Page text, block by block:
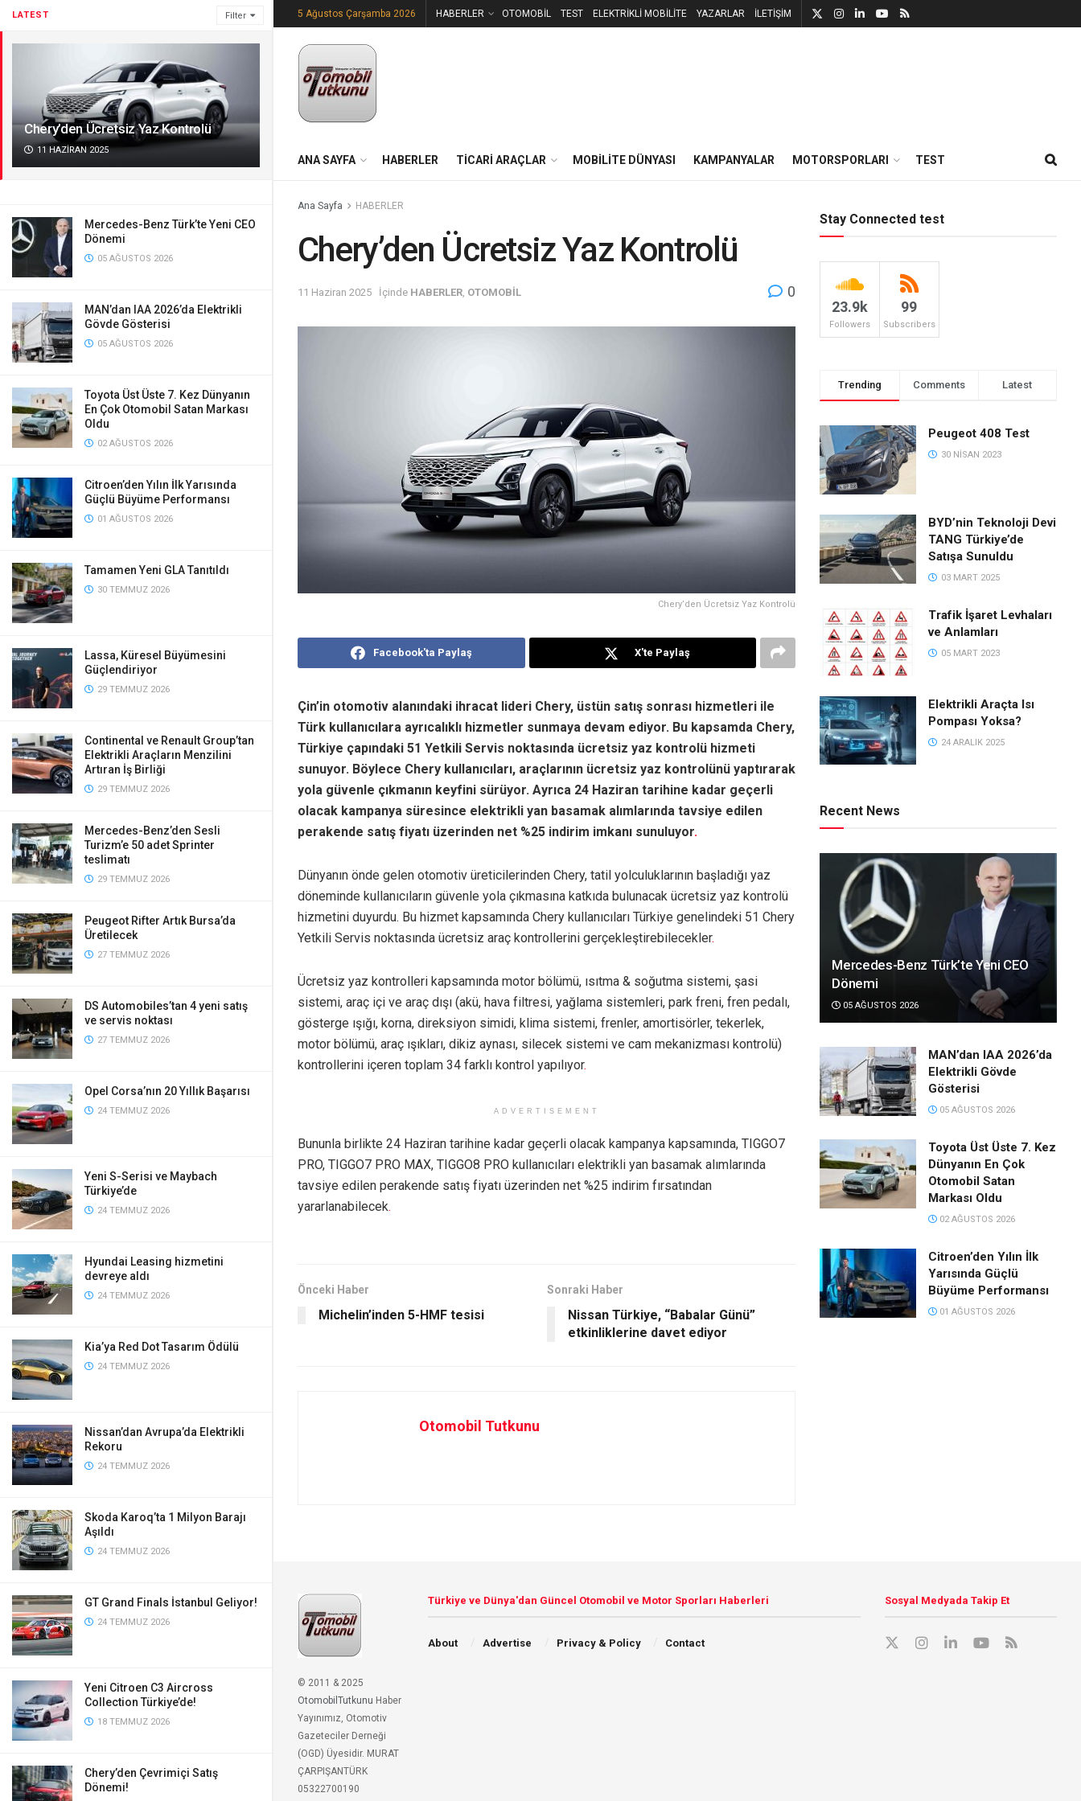
LATEST Filter
Chery’den Ücretsiz Yaz Kontrolü
11 HAZIRAN 2025
Mercedes-Benz Türk’te Yeni CEO
Dönemi
05 AĞUSTOS 2026
MAN’dan IAA 2026’da Elektrikli
Gövde Gösterisi
05 AĞUSTOS 2026
Toyota Üst Üste 7. Kez Dünyanın
En Çok Otomobil Satan Markası
Oldu
02 AĞUSTOS 2026
Citroen’den Yılın İlk Yarısında
Güçlü Büyüme Performansı
01 AĞUSTOS 2026
Tamamen Yeni GLA Tanıtıldı
30 TEMMUZ 2026
Lassa, Küresel Büyümesini
Güçlendiriyor
29 TEMMUZ 2026
Continental ve Renault Group’tan
Elektrikli Araçların Menzilini
Artıran İş Birliği
29 TEMMUZ 2026
Mercedes-Benz’den Sesli
Turizm’e 50 adet Sprinter
teslimatı
29 TEMMUZ 2026
Peugeot Rifter Artık Bursa’da
Üretilecek
27 TEMMUZ 2026
DS Automobiles’tan 4 yeni satış
ve servis noktası
27 TEMMUZ 2026
Opel Corsa’nın 20 Yıllık Başarısı
24 TEMMUZ 2026
Yeni S-Serisi ve Maybach
Türkiye’de
24 TEMMUZ 2026
Hyundai Leasing hizmetini
devreye aldı
24 TEMMUZ 2026
Kia’ya Red Dot Tasarım Ödülü
24 TEMMUZ 2026
Nissan’dan Avrupa’da Elektrikli
Rekoru
24 TEMMUZ 2026
Skoda Karoq’ta 1 Milyon Barajı
Aşıldı
24 TEMMUZ 2026
GT Grand Finals İstanbul Geliyor!
24 TEMMUZ 2026
Yeni Citroen C3 Aircross
Collection Türkiye’de!
18 TEMMUZ 2026
Chery’den Çevrimiçi Satış
Dönemi!
5 Ağustos Çarşamba 2026 HABERLER OTOMOBİL TEST ELEKTRİKLİ MOBİLİTE YAZARLAR İLETİŞİM
ANA SAYFA HABERLER TİCARİ ARAÇLAR MOBİLİTE DÜNYASI KAMPANYALAR MOTORSPORLARI TEST
Ana Sayfa HABERLER
Chery’den Ücretsiz Yaz Kontrolü
11 Haziran 2025 İçinde HABERLER OTOMOBİL 0
Chery’den Ücretsiz Yaz Kontrolü
Facebook'ta Paylaş X'te Paylaş
Çin’in otomotiv alanındaki ihracat lideri Chery, üstün satış sonrası hizmetleri ile
Türk kullanıcılara ayrıcalıklı hizmetler sunmaya devam ediyor. Bu kapsamda Chery,
Türkiye çapındaki 51 Yetkili Servis noktasında ücretsiz yaz kontrolü hizmeti
sunuyor. Böylece Chery kullanıcıları, araçlarının ücretsiz yaz kontrolünü yaptırarak
yola güvenle çıkmanın keyfini sürüyor. Ayrıca 24 Haziran tarihine kadar geçerli
olacak kampanya süresince elektrikli yan basamak alımlarında tavsiye edilen
perakende satış fiyatı üzerinden net %25 indirim imkanı sunuluyor.
Dünyanın önde gelen otomotiv üreticilerinden Chery, tatil yolculuklarının başladığı yaz
döneminde kullanıcıların güvenle yola çıkmasına katkıda bulunacak ücretsiz yaz kontrolü
hizmetini duyurdu. Bu hizmet kapsamında Chery kullanıcıları Türkiye genelindeki 51 Chery
Yetkili Servis noktasında ücretsiz araç kontrollerini gerçekleştirebilecekler.
Ücretsiz yaz kontrolleri kapsamında motor bölümü, ısıtma & soğutma sistemi, şasi
sistemi, araç içi ve araç dışı (akü, hava filtresi, yağlama sistemleri, park freni, fren pedalı,
gösterge ışığı, korna, direksiyon simidi, klima sistemi, frenler, amortisörler, tekerlek,
motor bölümü, araç ışıkları, dikiz aynası, silecek sistemi ve cam mekanizması kontrolü)
kontrollerini içeren toplam 34 farklı kontrol yapılıyor.
ADVERTISEMENT
Bununla birlikte 24 Haziran tarihine kadar geçerli olacak kampanya kapsamında, TIGGO7
PRO, TIGGO7 PRO MAX, TIGGO8 PRO kullanıcıları elektrikli yan basamak alımlarında
tavsiye edilen perakende satış fiyatı üzerinden net %25 indirim fırsatından
yararlanabilecek.
Önceki Haber
Michelin’inden 5-HMF tesisi
Sonraki Haber
Nissan Türkiye, “Babalar Günü”
etkinliklerine davet ediyor
Otomobil Tutkunu
Stay Connected test
23.9k
Followers
99
Subscribers
Trending Comments Latest
Peugeot 408 Test
30 NISAN 2023
BYD’nin Teknoloji Devi
TANG Türkiye’de
Satışa Sunuldu
03 MART 2025
Trafik İşaret Levhaları
ve Anlamları
05 MART 2023
Elektrikli Araçta Isı
Pompası Yoksa?
24 ARALIK 2025
Recent News
Mercedes-Benz Türk’te Yeni CEO
Dönemi
05 AĞUSTOS 2026
MAN’dan IAA 2026’da
Elektrikli Gövde
Gösterisi
05 AĞUSTOS 2026
Toyota Üst Üste 7. Kez
Dünyanın En Çok
Otomobil Satan
Markası Oldu
02 AĞUSTOS 2026
Citroen’den Yılın İlk
Yarısında Güçlü
Büyüme Performansı
01 AĞUSTOS 2026
© 2011 & 2025
OtomobilTutkunu Haber
Yayınımız, Otomotiv
Gazeteciler Derneği
(OGD) Üyesidir. MURAT
ÇARPIŞANTÜRK
05322700190
Türkiye ve Dünya'dan Güncel Otomobil ve Motor Sporları Haberleri
About Advertise Privacy & Policy Contact
Sosyal Medyada Takip Et